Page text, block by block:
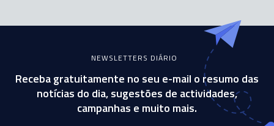
NEWSLETTERS DIÁRIO
Receba gratuitamente no seu e-mail o resumo das
notícias do dia, sugestões de actividades,
campanhas e muito mais.